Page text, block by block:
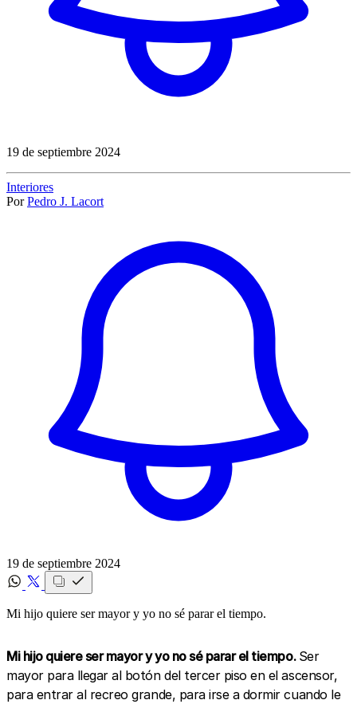
19 de septiembre 2024
Interiores
Por Pedro J. Lacort
19 de septiembre 2024
Mi hijo quiere ser mayor y yo no sé parar el tiempo.
Mi hijo quiere ser mayor y yo no sé parar el tiempo. Ser
mayor para llegar al botón del tercer piso en el ascensor,
para entrar al recreo grande, para irse a dormir cuando le